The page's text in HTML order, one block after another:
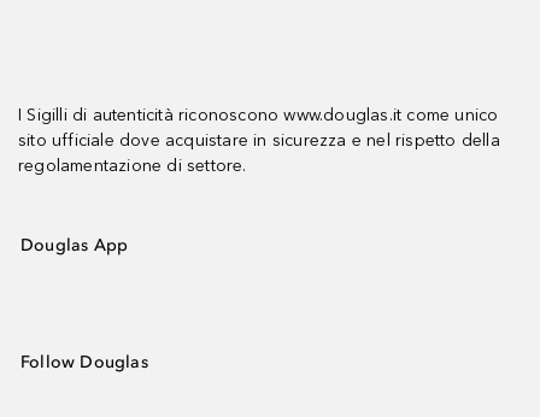
I Sigilli di autenticità riconoscono www.douglas.it come unico
sito ufficiale dove acquistare in sicurezza e nel rispetto della
regolamentazione di settore.
Douglas App
Follow Douglas